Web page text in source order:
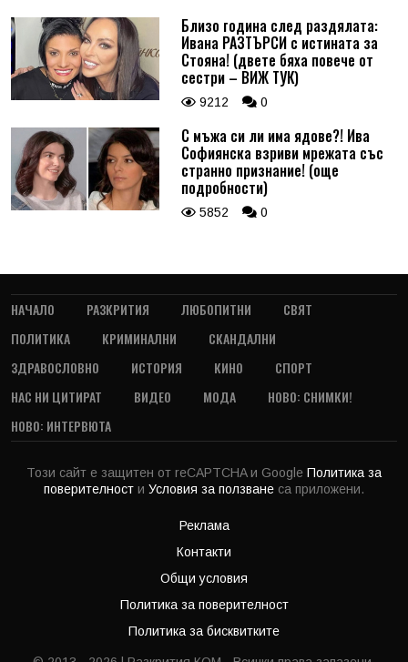
Близо година след раздялата:
Ивана РАЗТЪРСИ с истината за
Стояна! (двете бяха повече от
сестри – ВИЖ ТУК)
9212 0
С мъжа си ли има ядове?! Ива
Софиянска взриви мрежата със
странно признание! (още
подробности)
5852 0
НАЧАЛО РАЗКРИТИЯ ЛЮБОПИТНИ
СВЯТ
ПОЛИТИКА
КРИМИНАЛНИ
СКАНДАЛНИ
ЗДРАВОСЛОВНО
ИСТОРИЯ КИНО
СПОРТ
НАС НИ ЦИТИРАТ
ВИДЕО МОДА
НОВО: СНИМКИ!
НОВО: ИНТЕРВЮТА
Този сайт е защитен от reCAPTCHA и Google Политика за
поверителност и Условия за ползване са приложени.
Реклама
Контакти
Общи условия
Политика за поверителност
Политика за бисквитките